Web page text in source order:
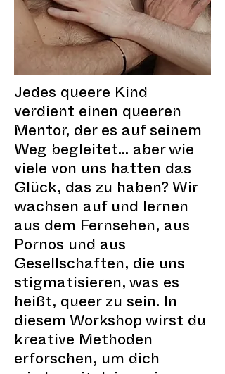
Jedes queere Kind
verdient einen queeren
Mentor, der es auf seinem
Weg begleitet... aber wie
viele von uns hatten das
Glück, das zu haben? Wir
wachsen auf und lernen
aus dem Fernsehen, aus
Pornos und aus
Gesellschaften, die uns
stigmatisieren, was es
heißt, queer zu sein. In
diesem Workshop wirst du
kreative Methoden
erforschen, um dich